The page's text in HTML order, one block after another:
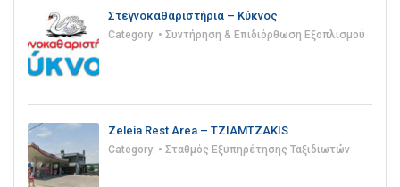
Στεγνοκαθαριστήρια – Κύκνος
Category: • Συντήρηση & Επιδιόρθωση Εξοπλισμού
Zeleia Rest Area – TZIAMTZAKIS
Category: • Σταθμός Εξυπηρέτησης Ταξιδιωτών